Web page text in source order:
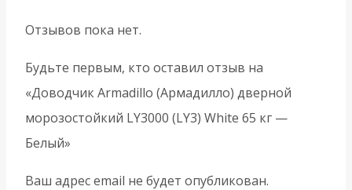
Отзывов пока нет.
Будьте первым, кто оставил отзыв на
«Доводчик Armadillo (Армадилло) дверной
морозостойкий LY3000 (LY3) White 65 кг —
Белый»
Ваш адрес email не будет опубликован.